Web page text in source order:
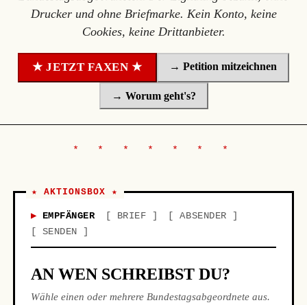
Drucker und ohne Briefmarke. Kein Konto, keine
Cookies, keine Drittanbieter.
★ JETZT FAXEN ★ → Petition mitzeichnen
→ Worum geht's?
★ AKTIONSBOX ★
EMPFÄNGER BRIEF
ABSENDER
SENDEN
AN WEN SCHREIBST DU?
Wähle einen oder mehrere Bundestagsabgeordnete aus.